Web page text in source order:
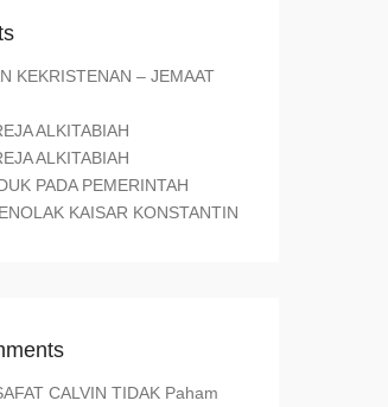
KEKRISTENAN – JEMAAT
ALKITABIAH
ALKITABIAH
PADA PEMERINTAH
KAISAR KONSTANTIN
CALVIN TIDAK Paham